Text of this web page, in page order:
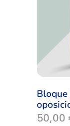
Bloque
50,00